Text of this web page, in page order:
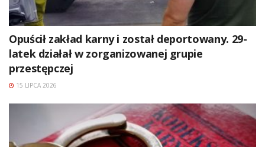
Opuścił zakład karny i został deportowany. 29-
latek działał w zorganizowanej grupie
przestępczej
15 LIPCA 2026